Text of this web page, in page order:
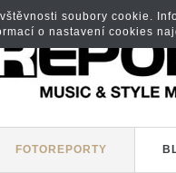
FOTOREPORTY
soubory cookie.
o nastavení cookies